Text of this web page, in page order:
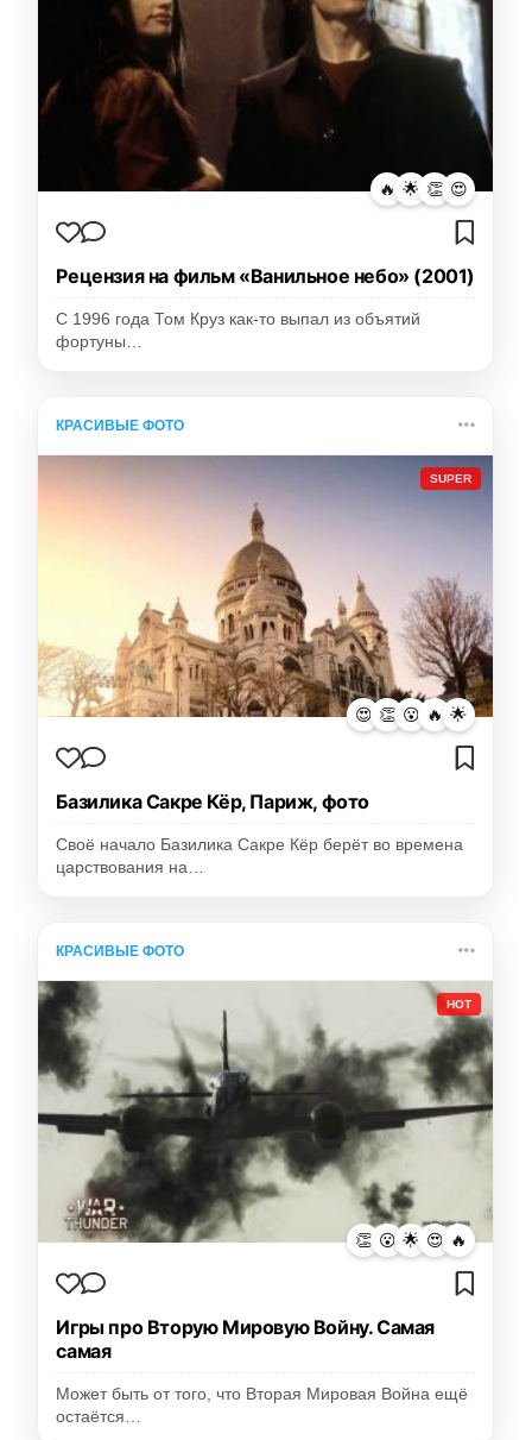
🔥 🌟 👏 😍
Рецензия на фильм «Ванильное небо» (2001)
С 1996 года Том Круз как-то выпал из объятий
фортуны…
КРАСИВЫЕ ФОТО
SUPER
😍 👏 😮 🔥 🌟
Базилика Сакре Кёр, Париж, фото
Своё начало Базилика Сакре Кёр берёт во времена
царствования на…
КРАСИВЫЕ ФОТО
HOT
👏 😮 🌟 😍 🔥
Игры про Вторую Мировую Войну. Самая
самая
Может быть от того, что Вторая Мировая Война ещё
остаётся…